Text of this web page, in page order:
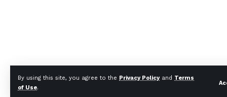
By using this site, you agree to the Privacy Policyand Terms
of Use.